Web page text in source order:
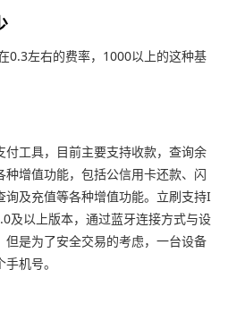
0.3左右的费率，1000以上的这种基
付工具，目前主要支持收款，查询余
增值功能，包括公信用卡还款、闪
询及充值等各种增值功能。立刷支持I
及以上版本，通过蓝牙连接方式与设
是为了安全交易的考虑，一台设备
机号。